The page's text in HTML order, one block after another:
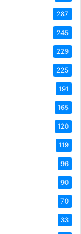
287
245
229
225
191
165
120
119
96
90
70
33